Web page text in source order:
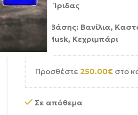
Ρίζωμα Ίριδας
Νότες Βάσης: Βανίλια,
Bean, Musk, Κεχριμπάρι
Προσθέστε 250.00€στο
Σε απόθεμα